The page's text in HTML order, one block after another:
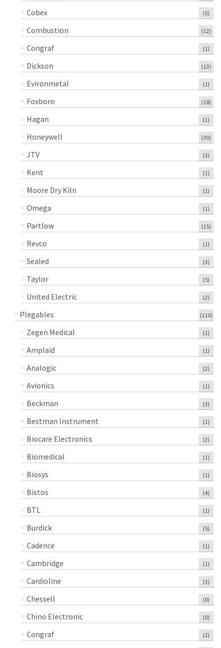
Cobex (5)
Combustion (12)
Congraf (1)
Dickson (13)
Evironmetal (1)
Foxboro (18)
Hagan (1)
Honeywell (30)
JTV (3)
Kent (1)
Moore Dry Kiln (1)
Omega (1)
Partlow (15)
Revco (1)
Sealed (3)
Taylor (5)
United Electric (2)
Plegables (110)
Zegen Medical (1)
Amplaid (1)
Analogic (2)
Avionics (1)
Beckman (3)
Bestman Instrument (1)
Biocare Electronics (2)
Biomedical (1)
Biosys (1)
Bistos (4)
BTL (1)
Burdick (5)
Cadence (1)
Cambridge (1)
Cardioline (3)
Chessell (0)
Chino Electronic (0)
Congraf (2)